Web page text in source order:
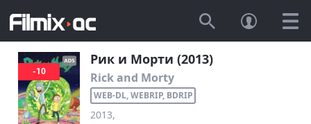
-10
Рик и Морти (2013)
Rick and Morty
WEB-DL, WEBRIP, BDRIP
2013,